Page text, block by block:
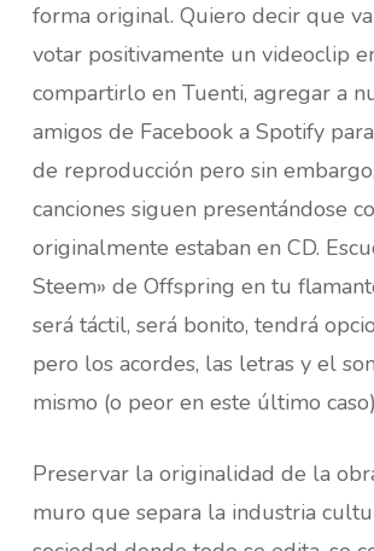
forma original. Quiero decir que
votar positivamente un videoclip
compartirlo en Tuenti, agregar a
amigos de Facebook a Spotify
de reproducción pero sin
canciones siguen presentándose
originalmente estaban en CD.
Steem» de Offspring en tu
será táctil, será bonito, tendrá
pero los acordes, las letras y el
mismo (o peor en este último
Preservar la originalidad de la
muro que separa la industria